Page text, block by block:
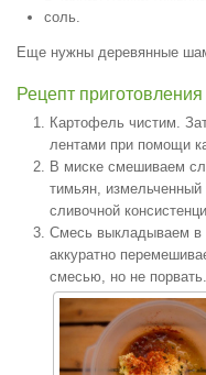
соль.
Еще нужны деревянные
Рецепт
Картофель чистим.
лентами при помощи
В миске смешиваем
тимьян,
сливочной
Смесь выкладываем в
аккуратно
смесью, но не порвать.